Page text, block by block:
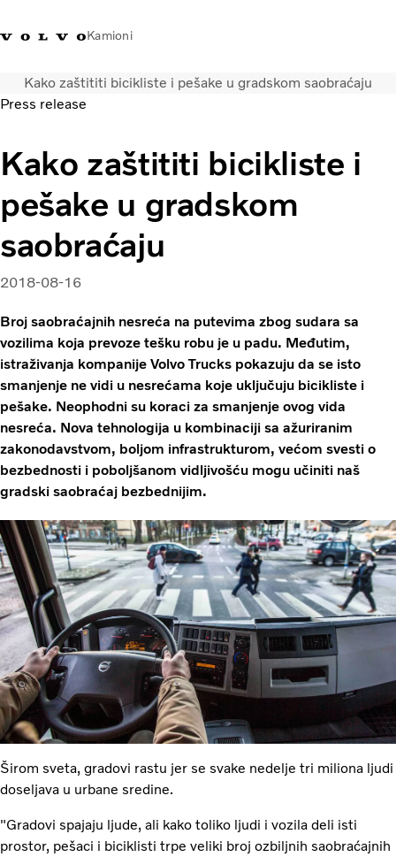
Kamioni
Volvo Trucks Srbija - kontaktiVolvo Trucks prodavnicaPrijavljivanjeSrbija
Transportna rešenja
Kamioni
Usluge
Kampanje
Dealer locator
Vesti
O nama
Javite nam se
Kako zaštititi bicikliste i pešake u gradskom saobraćaju
Press release
Kako zaštititi bicikliste i
pešake u gradskom
saobraćaju
2018-08-16
Broj saobraćajnih nesreća na putevima zbog sudara sa
vozilima koja prevoze tešku robu je u padu. Međutim,
istraživanja kompanije Volvo Trucks pokazuju da se isto
smanjenje ne vidi u nesrećama koje uključuju bicikliste i
pešake. Neophodni su koraci za smanjenje ovog vida
nesreća. Nova tehnologija u kombinaciji sa ažuriranim
zakonodavstvom, boljom infrastrukturom, većom svesti o
bezbednosti i poboljšanom vidljivošću mogu učiniti naš
gradski saobraćaj bezbednijim.
Širom sveta, gradovi rastu jer se svake nedelje tri miliona ljudi
doseljava u urbane sredine.
"Gradovi spajaju ljude, ali kako toliko ljudi i vozila deli isti
prostor, pešaci i biciklisti trpe veliki broj ozbiljnih saobraćajnih